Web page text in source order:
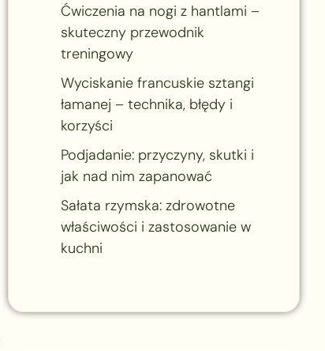
Ćwiczenia na nogi z hantlami –
skuteczny przewodnik
treningowy
Wyciskanie francuskie sztangi
łamanej – technika, błędy i
korzyści
Podjadanie: przyczyny, skutki i
jak nad nim zapanować
Sałata rzymska: zdrowotne
właściwości i zastosowanie w
kuchni